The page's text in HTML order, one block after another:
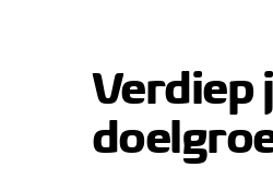
Verdiep